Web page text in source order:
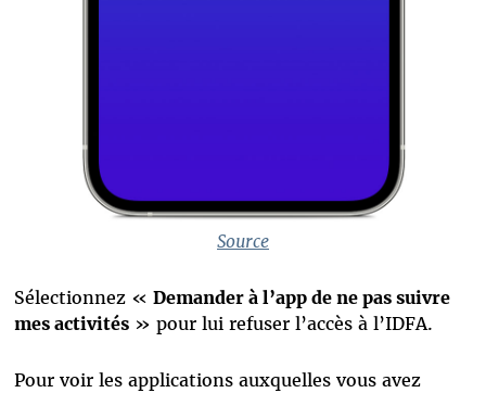
Source
Sélectionnez « Demander à l’app de ne pas suivre
mes activités» pour lui refuser l’accès à l’IDFA.
Pour voir les applications auxquelles vous avez